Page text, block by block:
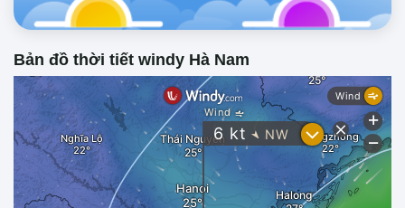
Bản đồ thời tiết windy Hà Nam